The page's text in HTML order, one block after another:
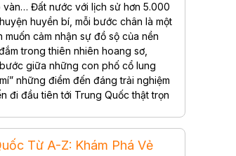
Đất nước với lịch sử hơn 5.000
huyền bí, mỗi bước chân là một
cảm nhận sự đồ sộ của nền
trong thiên nhiên hoang sơ,
giữa những con phố cổ lung
những điểm đến đáng trải nghiệm
đi đầu tiên tới Trung Quốc thật trọn
Từ A-Z: Khám Phá Vẻ